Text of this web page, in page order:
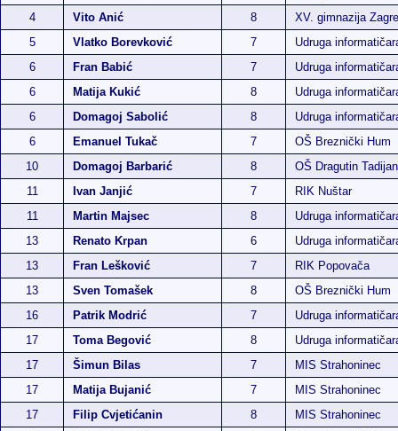
4
Vito Anić 8
XV. gimnazija
5
Vlatko Borevković 7
Udruga
6
Fran Babić 7
Udruga
6
Matija Kukić 8
Udruga
6
Domagoj Sabolić 8
Udruga
6
Emanuel Tukač 7
OŠ Breznički Hum
10
Domagoj Barbarić 8
OŠ Dragutin
11
Ivan Janjić 7
RIK Nuštar
11
Martin Majsec 8
Udruga
13
Renato Krpan 6
Udruga
13
Fran Lešković 7
RIK Popovača
13
Sven Tomašek 8
OŠ Breznički Hum
16
Patrik Modrić 7
Udruga
17
Toma Begović 8
Udruga
17
Šimun Bilas 7
MIS Strahoninec
17
Matija Bujanić 7
MIS Strahoninec
17
Filip Cvjetićanin 8
MIS Strahoninec